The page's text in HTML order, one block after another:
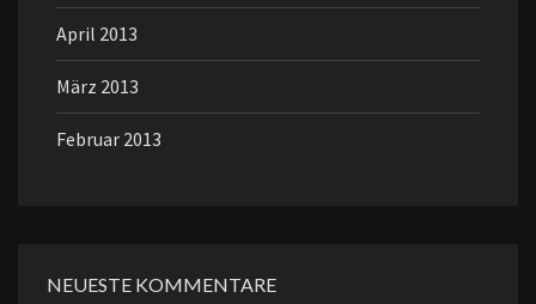
April 2013
März 2013
Februar 2013
NEUESTE KOMMENTARE